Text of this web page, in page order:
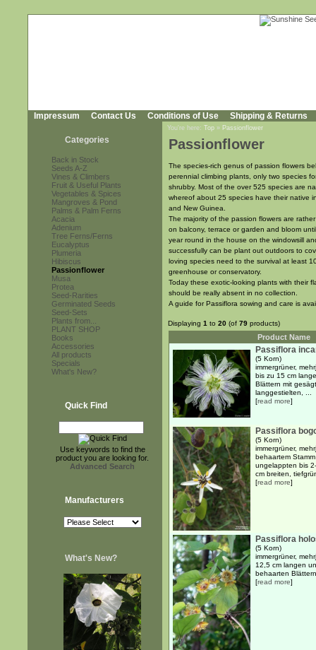
Impressum Contact Us Conditions of Use Shipping & Returns
Categories
Back in Stock
Seeds A-Z
Vines & Climbers
Fruit & Useful Plants
Vegetables & Spices
Mangroves & Pond
Palms & Palm Ferns
Acacia
Adenium
Tree Ferns/Ferns
Eucalyptus
Plumeria
Hibiscus
Passionflower
Musa
Protea
Seed-Rarities
Germinated Seeds
Seed-Sets
Plants from...
PLANT SHOP
Books
Accessories
All products
Specials
What's New?
Quick Find
Use keywords to find the
product you are looking for.
Advanced Search
Manufacturers
What's New?
You're here: Top » Passionflower
Passionflower
The species-rich genus of passion flowers
perennial climbing plants, only two species
shrubby. Most of the over 525 species are
whereof about 25 species have their native
and New Guinea.
The majority of the passion flowers are
on balcony, terrace or garden and bloom
year round in the house on the windowsill
successfully can be plant out outdoors to
loving species need to the survival at least
greenhouse or conservatory.
Today these exotic-looking plants with their
should be really absent in no collection.
A guide for Passiflora sowing and care is
Displaying 1 to 20 (of 79 products)
Product Name
Passiflora
(5 Korn)
immergrüner,
bis zu 15 cm
Blättern mit
langgestielten, ...
[read more]
Passiflora
(5 Korn)
immergrüner,
behaartem
ungelappten bis
cm breiten,
[read more]
Passiflora
(5 Korn)
immergrüner,
12,5 cm langen
behaarten
[read more]